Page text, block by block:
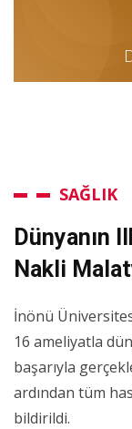
SAĞLIK
Dünyanın
Nakli
İnönü
16 ameliyatla
başarıyla
ardından tüm
bildirildi.